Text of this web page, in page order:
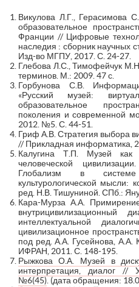
Викулова Л.Г., Герасимова
образовательное
Франции // Цифровые
наследия : сборник научных
Изд-во МГПУ, 2017. С. 24-27.
Глебова Л.С., Тимофейчук
терминов. М.: 2009. 47 с.
Горбунова С.В.
«Русский музей:
образовательное
поколения и современной
2012. №5. С. 44-51.
Гриф А.В. Стратегия выбора
// Прикладная информатика,
Калугина Т.П. Музей
человеческой
Глобализм в системе
культурологической мысли:
ред. Н.В. Тишуниной. СПб.:
Кара-Мурза А.А.
внутрицивилизационный
интеллектуальной
цивилизационное
под ред. А.А. Гусейнова,
ИФРАН, 2011. С. 148-195.
Рыжкова О.А. Музей в
интерпретация, диалог //
№6(45). (дата обращения: